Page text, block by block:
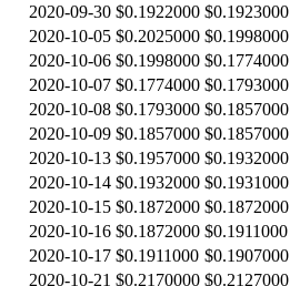
2020-09-30 $0.1922000 $0.1923000
2020-10-05 $0.2025000 $0.1998000
2020-10-06 $0.1998000 $0.1774000
2020-10-07 $0.1774000 $0.1793000
2020-10-08 $0.1793000 $0.1857000
2020-10-09 $0.1857000 $0.1857000
2020-10-13 $0.1957000 $0.1932000
2020-10-14 $0.1932000 $0.1931000
2020-10-15 $0.1872000 $0.1872000
2020-10-16 $0.1872000 $0.1911000
2020-10-17 $0.1911000 $0.1907000
2020-10-21 $0.2170000 $0.2127000